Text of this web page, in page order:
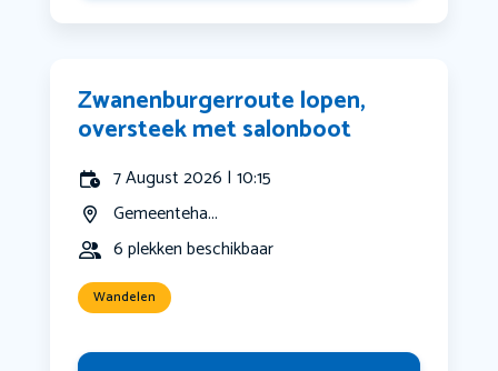
Zwanenburgerroute lopen,
oversteek met salonboot
7 August 2026 | 10:15
Gemeenteha...
6 plekken beschikbaar
Wandelen